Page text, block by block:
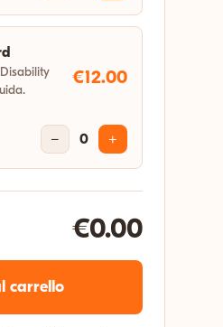
€12.00
− 0 +
€0.00
carrello